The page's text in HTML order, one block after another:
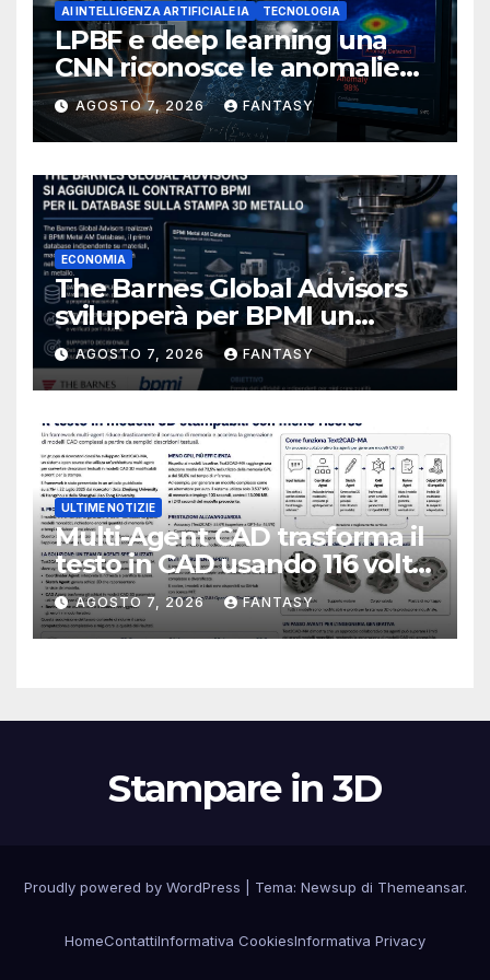
AI INTELLIGENZA ARTIFICIALE IA TECNOLOGIA
LPBF e deep learning una
CNN riconosce le anomalie
del bagno di fusione
AGOSTO 7, 2026 FANTASY
ECONOMIA
The Barnes Global Advisors
svilupperà per BPMI un
database per la stampa 3D
metallica destinata alla filiera
navale statunitense
AGOSTO 7, 2026 FANTASY
ULTIME NOTIZIE
Multi-Agent CAD trasforma il
testo in CAD usando 116 volte
meno token
AGOSTO 7, 2026 FANTASY
Stampare in 3D
Proudly powered by WordPress Tema: Newsup di Themeansar.
HomeContattiInformativa CookiesInformativa Privacy